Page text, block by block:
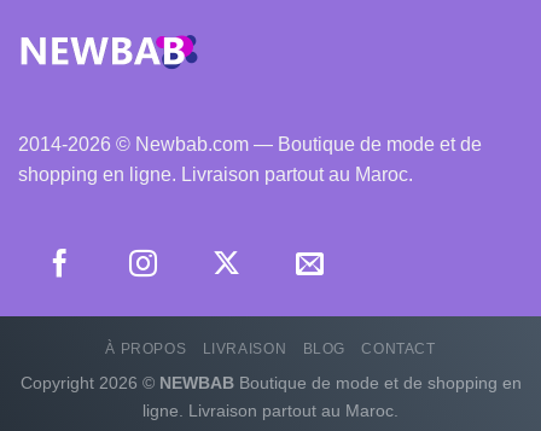
2014-2026 © Newbab.com — Boutique de mode et de
shopping en ligne. Livraison partout au Maroc.
À PROPOS LIVRAISON BLOG CONTACT
Copyright 2026 © NEWBABBoutique de mode et de shopping en
ligne. Livraison partout au Maroc.